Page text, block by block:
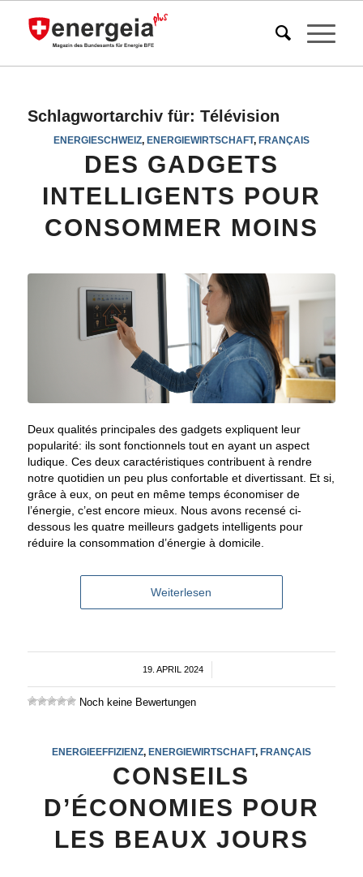
Schlagwortarchiv für: Télévision
ENERGIESCHWEIZ, ENERGIEWIRTSCHAFT, FRANÇAIS
DES GADGETS
INTELLIGENTS POUR
CONSOMMER MOINS
Deux qualités principales des gadgets expliquent leur
popularité: ils sont fonctionnels tout en ayant un aspect
ludique. Ces deux caractéristiques contribuent à rendre
notre quotidien un peu plus confortable et divertissant. Et si,
grâce à eux, on peut en même temps économiser de
l’énergie, c’est encore mieux. Nous avons recensé ci-
dessous les quatre meilleurs gadgets intelligents pour
réduire la consommation d’énergie à domicile.
Weiterlesen
19. APRIL 2024
/
Noch keine Bewertungen
ENERGIEEFFIZIENZ, ENERGIEWIRTSCHAFT, FRANÇAIS
CONSEILS
D’ÉCONOMIES POUR
LES BEAUX JOURS